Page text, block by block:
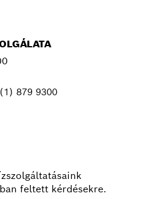
879 9300
feltett kérdésekre.